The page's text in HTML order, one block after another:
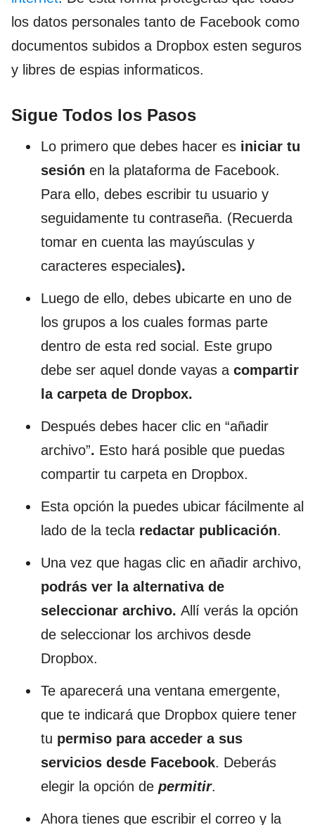
los datos personales tanto de Facebook como
documentos subidos a Dropbox esten seguros
y libres de espias informaticos.
Sigue Todos los Pasos
Lo primero que debes hacer es iniciar tu
sesión en la plataforma de Facebook.
Para ello, debes escribir tu usuario y
seguidamente tu contraseña. (Recuerda
tomar en cuenta las mayúsculas y
caracteres especiales).
Luego de ello, debes ubicarte en uno de
los grupos a los cuales formas parte
dentro de esta red social. Este grupo
debe ser aquel donde vayas a compartir
la carpeta de Dropbox.
Después debes hacer clic en “añadir
archivo”. Esto hará posible que puedas
compartir tu carpeta en Dropbox.
Esta opción la puedes ubicar fácilmente al
lado de la tecla redactar publicación.
Una vez que hagas clic en añadir archivo,
podrás ver la alternativa de
seleccionar archivo. Allí verás la opción
de seleccionar los archivos desde
Dropbox.
Te aparecerá una ventana emergente,
que te indicará que Dropbox quiere tener
tu permiso para acceder a sus
servicios desde Facebook. Deberás
elegir la opción de permitir.
Ahora tienes que escribir el correo y la